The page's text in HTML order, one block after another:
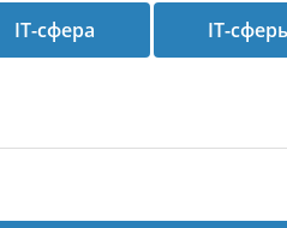
IT-сфера IT-